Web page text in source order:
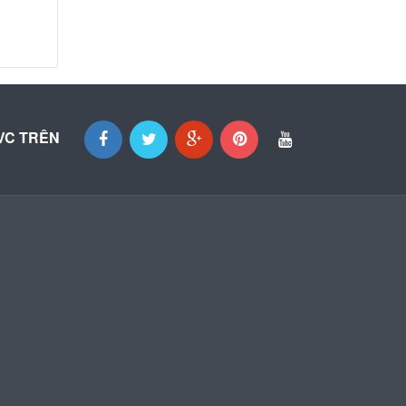
TRÊN